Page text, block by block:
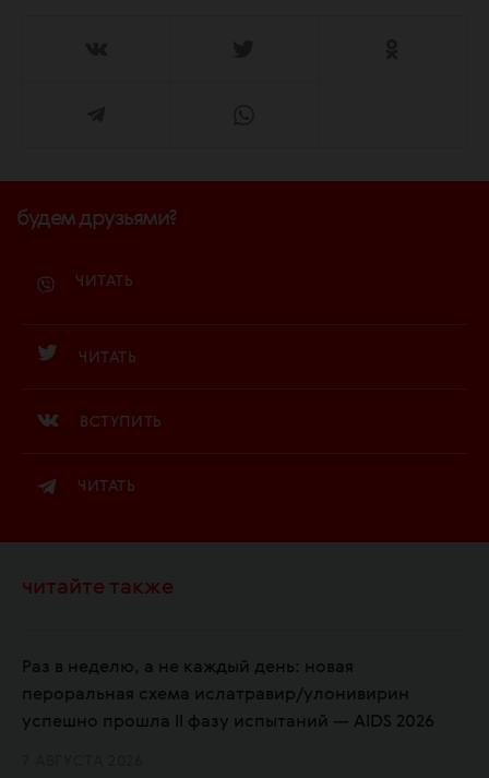
будем друзьями?
ЧИТАТЬ
ЧИТАТЬ
ВСТУПИТЬ
ЧИТАТЬ
читайте также
Раз в неделю, а не каждый день: новая
пероральная схема ислатравир/улонивирин
успешно прошла II фазу испытаний — AIDS 2026